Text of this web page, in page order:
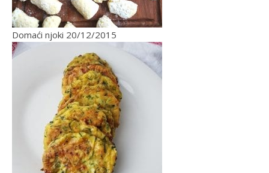
Domaći njoki 20/12/2015